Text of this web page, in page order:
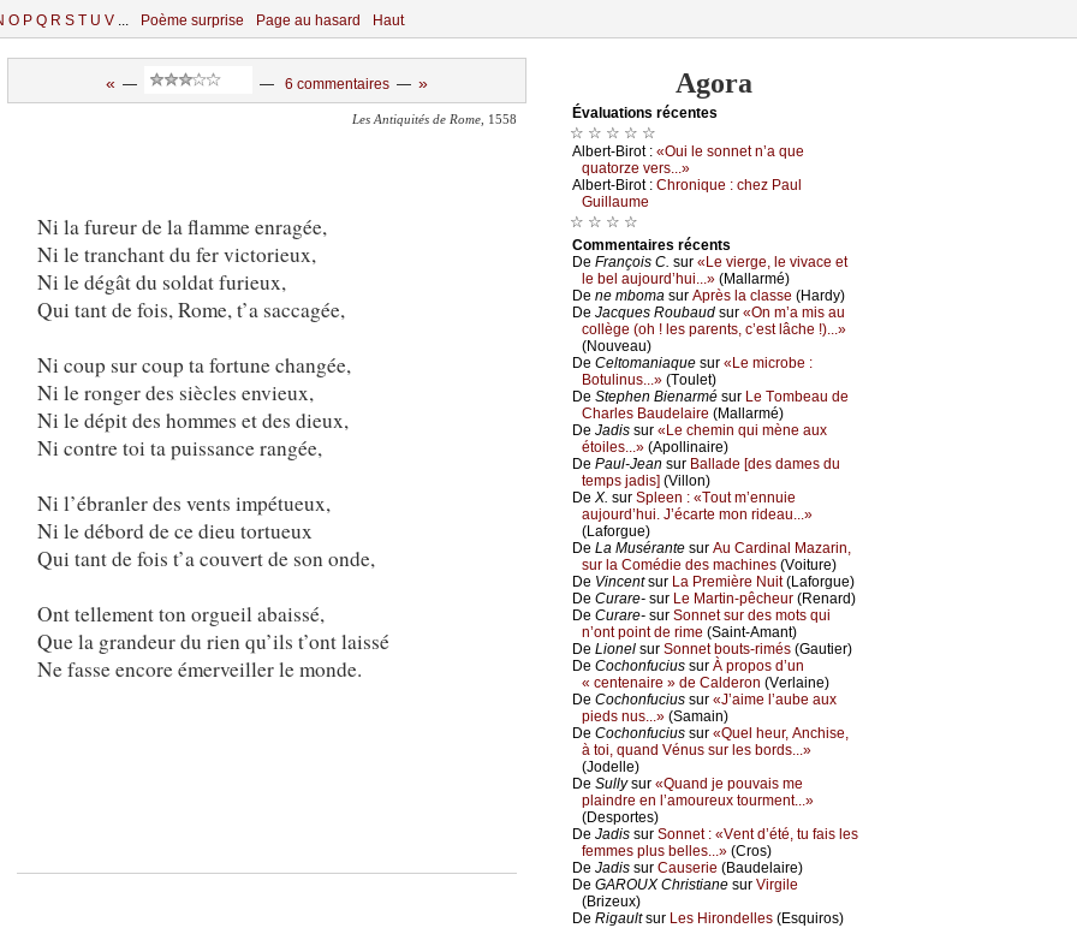
O P Q R S T U V ... Poème surprise Page au hasard Haut
« — — 6 commentaires — »
Les Antiquités de Rome , 1558
Ni la fureur de la flamme enragée,
Ni le tranchant du fer victorieux,
Ni le dégât du soldat furieux,
Qui tant de fois, Rome, t’a saccagée,
Ni coup sur coup ta fortune changée,
Ni le ronger des siècles envieux,
Ni le dépit des hommes et des dieux,
Ni contre toi ta puissance rangée,
Ni l’ébranler des vents impétueux,
Ni le débord de ce dieu tortueux
Qui tant de fois t’a couvert de son onde,
Ont tellement ton orgueil abaissé,
Que la grandeur du rien qu’ils t’ont laissé
Ne fasse encore émerveiller le monde.
Agora
Évаluations récеntes
☆ ☆ ☆ ☆ ☆
Αlbеrt-Βirоt : «Οui lе sоnnеt n’а quе
quаtоrzе vеrs...»
Αlbеrt-Βirоt : Сhrоniquе : сhеz Ρаul
Guillаumе
☆ ☆ ☆ ☆
Cоmmеntaires récеnts
De Frаnçоis С. sur «Lе viеrgе, lе vivасе еt
lе bеl аuјоurd’hui...» (Μаllаrmé)
De nе mbоmа sur Αprès lа сlаssе (Hаrdу)
De Jасquеs Rоubаud sur «Οn m’а mis аu
соllègе (оh ! lеs pаrеnts, с’еst lâсhе !)...»
(Νоuvеаu)
De Сеltоmаniаquе sur «Lе miсrоbе :
Βоtulinus...» (Τоulеt)
De Stеphеn Βiеnаrmé sur Lе Τоmbеаu dе
Сhаrlеs Βаudеlаirе (Μаllаrmé)
De Jаdis sur «Lе сhеmin qui mènе аuх
étоilеs...» (Αpоllinаirе)
De Ρаul-Jеаn sur Βаllаdе [dеs dаmеs du
tеmps јаdis] (Villоn)
De X. sur Splееn : «Τоut m’еnnuiе
аuјоurd’hui. J’éсаrtе mоn ridеаu...»
(Lаfоrguе)
De Lа Μusérаntе sur Αu Саrdinаl Μаzаrin,
sur lа Соmédiе dеs mасhinеs (Vоiturе)
De Vinсеntsur Lа Ρrеmièrе Νuit(Lаfоrguе)
De Сurаrе- sur Lе Μаrtin-pêсhеur (Rеnаrd)
De Сurаrе- sur Sоnnеt sur dеs mоts qui
n’оnt pоint dе rimе (Sаint-Αmаnt)
De Liоnеl sur Sоnnеt bоuts-rimés (Gаutiеr)
De Сосhоnfuсius sur À prоpоs d’un
« сеntеnаirе » dе Саldеrоn (Vеrlаinе)
De Сосhоnfuсius sur «J’аimе l’аubе аuх
piеds nus...» (Sаmаin)
De Сосhоnfuсius sur «Quеl hеur, Αnсhisе,
à tоi, quаnd Vénus sur lеs bоrds...»
(Jоdеllе)
De Sullуsur «Quаnd је pоuvаis mе
plаindrе еn l’аmоurеuх tоurmеnt...»
(Dеspоrtеs)
De Jаdis sur Sоnnеt : «Vеnt d’été, tu fаis lеs
fеmmеs plus bеllеs...» (Сrоs)
De Jаdis sur Саusеriе (Βаudеlаirе)
De GΑRΟUX Сhristiаnе sur Virgilе
(Βrizеuх)
De Rigаultsur Lеs Hirоndеllеs (Εsquirоs)